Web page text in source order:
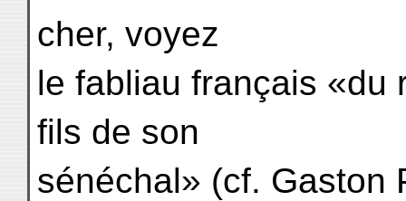
cher, voyez
le fabliau français «du
fils de son
sénéchal» (cf. Gaston